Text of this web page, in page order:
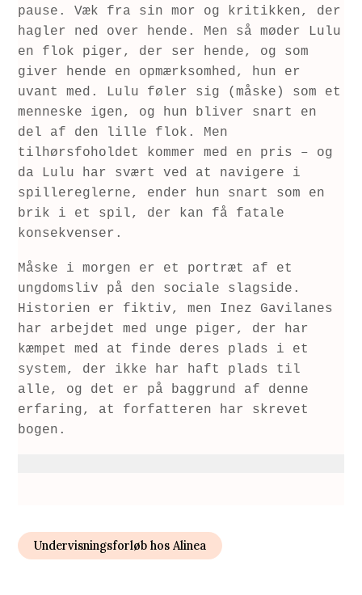
pause. Væk fra sin mor og kritikken, der
hagler ned over hende. Men så møder Lulu
en flok piger, der ser hende, og som
giver hende en opmærksomhed, hun er
uvant med. Lulu føler sig (måske) som et
menneske igen, og hun bliver snart en
del af den lille flok. Men
tilhørsfoholdet kommer med en pris – og
da Lulu har svært ved at navigere i
spillereglerne, ender hun snart som en
brik i et spil, der kan få fatale
konsekvenser.
Måske i morgen er et portræt af et
ungdomsliv på den sociale slagside.
Historien er fiktiv, men Inez Gavilanes
har arbejdet med unge piger, der har
kæmpet med at finde deres plads i et
system, der ikke har haft plads til
alle, og det er på baggrund af denne
erfaring, at forfatteren har skrevet
bogen.
Undervisningsforløb hos Alinea